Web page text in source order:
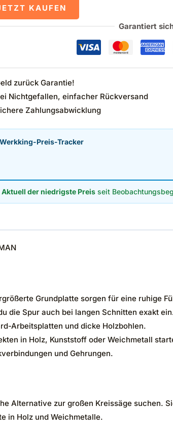
KAUFEN
Garantiert
zurück Garantie!
Nichtgefallen, einfacher Rückversand
Zahlungsabwicklung
Werkking-Preis-Tracker
Aktuell der niedrigste Preisseit
Grundplatte sorgen für eine ruhige
die Spur auch bei langen Schnitten exakt
Arbeitsplatten und dicke Holzbohlen.
in Holz, Kunststoff oder Weichmetall
und Gehrungen.
Alternative zur großen Kreissäge suchen.
in Holz und Weichmetalle.